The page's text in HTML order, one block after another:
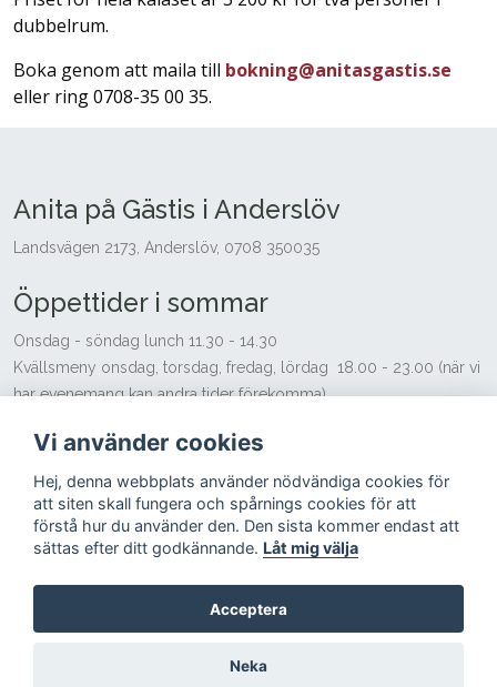
dubbelrum.
Boka genom att maila till bokning@anitasgastis.se
eller ring 0708-35 00 35.
Anita på Gästis i Anderslöv
Landsvägen 2173, Anderslöv, 0708 350035
Öppettider i sommar
Onsdag - söndag lunch 11.30 - 14.30
Kvällsmeny onsdag, torsdag, fredag, lördag 18.00 - 23.00 (när vi
har evenemang kan andra tider förekomma)
Vi tar gärna emot beställningar på andra tider för sällskap över 20
personer.
Hjälp med hemsidan - Ljusblå Media
© Copyright 2024Anita på Gästis i Anderslöv
Vi använder cookies
Hej, denna webbplats använder nödvändiga cookies för
att siten skall fungera och spårnings cookies för att
förstå hur du använder den. Den sista kommer endast att
sättas efter ditt godkännande. Låt mig välja
Acceptera
Neka